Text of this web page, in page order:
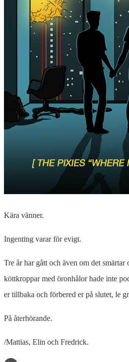
Kära vänner.
Ingenting varar för evigt.
Tre år har gått och även om det
köttkroppar med öronhålor hade inte
er tillbaka och förbered er på slutet, le
På återhörande.
/Mattias, Elin och Fredrick.